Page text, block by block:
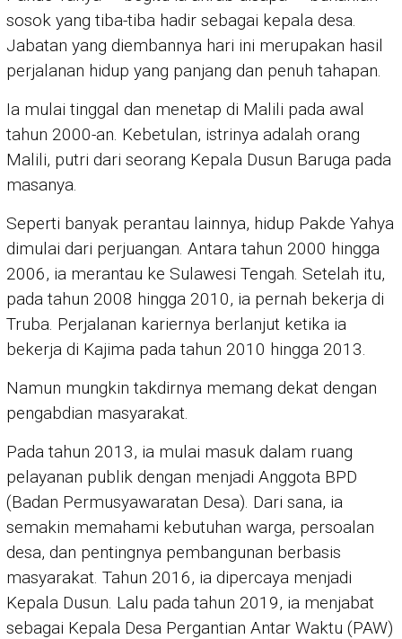
sosok yang tiba-tiba hadir sebagai kepala desa.
Jabatan yang diembannya hari ini merupakan hasil
perjalanan hidup yang panjang dan penuh tahapan.
Ia mulai tinggal dan menetap di Malili pada awal
tahun 2000-an. Kebetulan, istrinya adalah orang
Malili, putri dari seorang Kepala Dusun Baruga pada
masanya.
Seperti banyak perantau lainnya, hidup Pakde Yahya
dimulai dari perjuangan. Antara tahun 2000 hingga
2006, ia merantau ke Sulawesi Tengah. Setelah itu,
pada tahun 2008 hingga 2010, ia pernah bekerja di
Truba. Perjalanan kariernya berlanjut ketika ia
bekerja di Kajima pada tahun 2010 hingga 2013.
Namun mungkin takdirnya memang dekat dengan
pengabdian masyarakat.
Pada tahun 2013, ia mulai masuk dalam ruang
pelayanan publik dengan menjadi Anggota BPD
(Badan Permusyawaratan Desa). Dari sana, ia
semakin memahami kebutuhan warga, persoalan
desa, dan pentingnya pembangunan berbasis
masyarakat. Tahun 2016, ia dipercaya menjadi
Kepala Dusun. Lalu pada tahun 2019, ia menjabat
sebagai Kepala Desa Pergantian Antar Waktu (PAW)